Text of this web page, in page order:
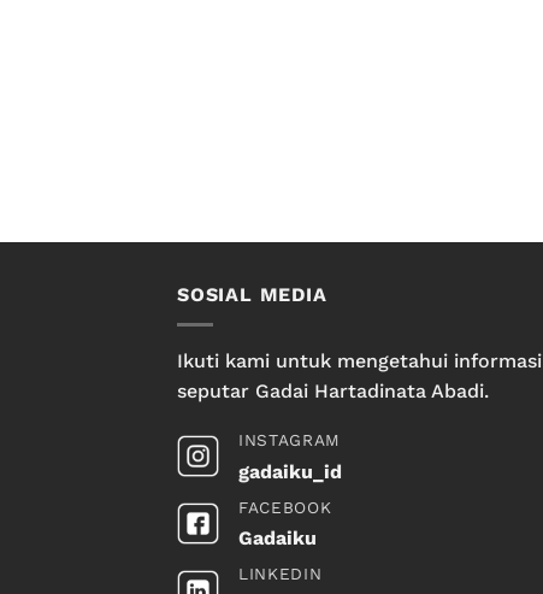
SOSIAL MEDIA
Ikuti kami untuk mengetahui informasi
seputar Gadai Hartadinata Abadi.
INSTAGRAM
gadaiku_id
FACEBOOK
Gadaiku
LINKEDIN